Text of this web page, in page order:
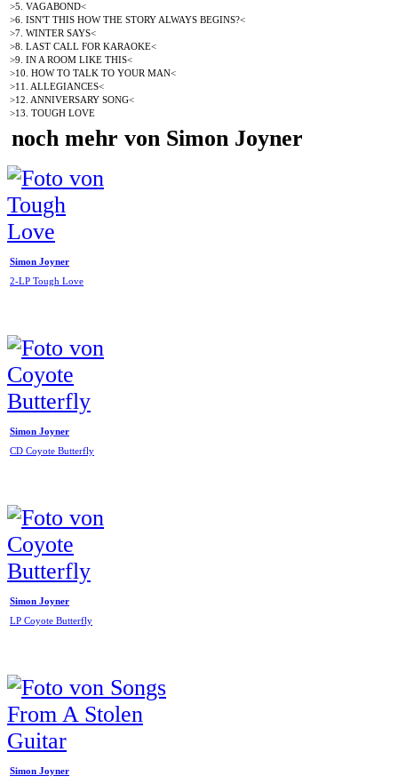
>5. VAGABOND<
>6. ISN'T THIS HOW THE STORY ALWAYS BEGINS?<
>7. WINTER SAYS<
>8. LAST CALL FOR KARAOKE<
>9. IN A ROOM LIKE THIS<
>10. HOW TO TALK TO YOUR MAN<
>11. ALLEGIANCES<
>12. ANNIVERSARY SONG<
>13. TOUGH LOVE
noch mehr von Simon Joyner
Simon Joyner
2-LP Tough Love
Simon Joyner
CD Coyote Butterfly
Simon Joyner
LP Coyote Butterfly
Simon Joyner